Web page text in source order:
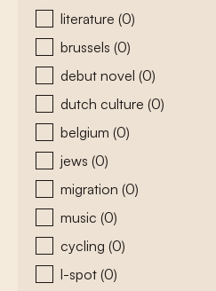
literature (0)
brussels (0)
debut novel (0)
dutch culture (0)
belgium (0)
jews (0)
migration (0)
music (0)
cycling (0)
l-spot (0)